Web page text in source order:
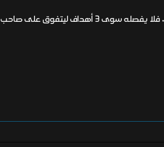
ولدى صلاح فرصة الدخول إلى قائمة الهدافين الخمسة الأكثر إحراز للأهداف في تاريخ النادي، فلا يفصله سوى 3 أهداف ليتفوق على صاحب